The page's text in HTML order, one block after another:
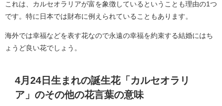
これは、カルセオラリアが富を象徴しているということも理由の1つ
です。特に日本では財布に例えられていることもあります。
海外では幸福などを表す花なので永遠の幸福を約束する結婚にはち
ょうど良い花でしょう。
4月24日生まれの誕生花「カルセオラリ
ア」のその他の花言葉の意味